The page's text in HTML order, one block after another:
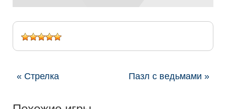
« Стрелка Пазл с ведьмами »